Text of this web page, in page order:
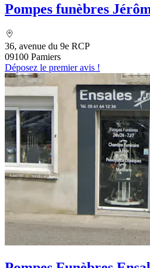
Pompes funèbres
36, avenue du 9e RCP
09100 Pamiers
Déposez le premier avis !